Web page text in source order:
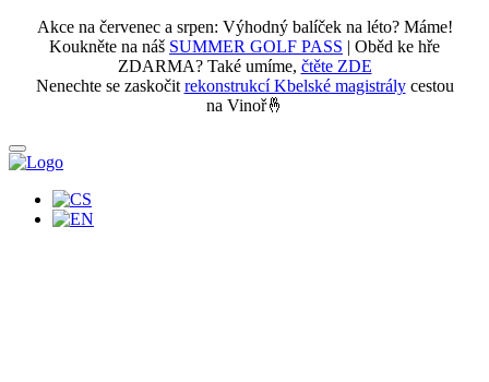
Akce na červenec a srpen: Výhodný balíček na léto? Máme!
Koukněte na náš SUMMER GOLF PASS | Oběd ke hře
ZDARMA? Také umíme, čtěte ZDE
Nenechte se zaskočit rekonstrukcí Kbelské magistrálycestou
na Vinoř🤞